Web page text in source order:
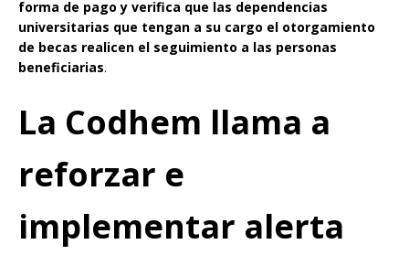
forma de pago y verifica que las dependencias
universitarias que tengan a su cargo el otorgamiento
de becas realicen el seguimiento a las personas
beneficiarias.
La Codhem llama a
reforzar e
implementar alerta